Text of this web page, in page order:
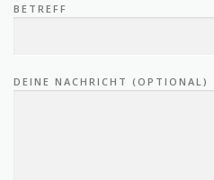
BETREFF
DEINE NACHRICHT (OPTIONAL)